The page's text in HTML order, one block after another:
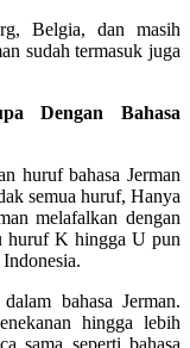
Belgia, dan masih
sudah termasuk juga
Dengan Bahasa
huruf bahasa Jerman
semua huruf, Hanya
melafalkan dengan
huruf K hingga U pun
bahasa Jerman.
hingga lebih
sama seperti bahasa